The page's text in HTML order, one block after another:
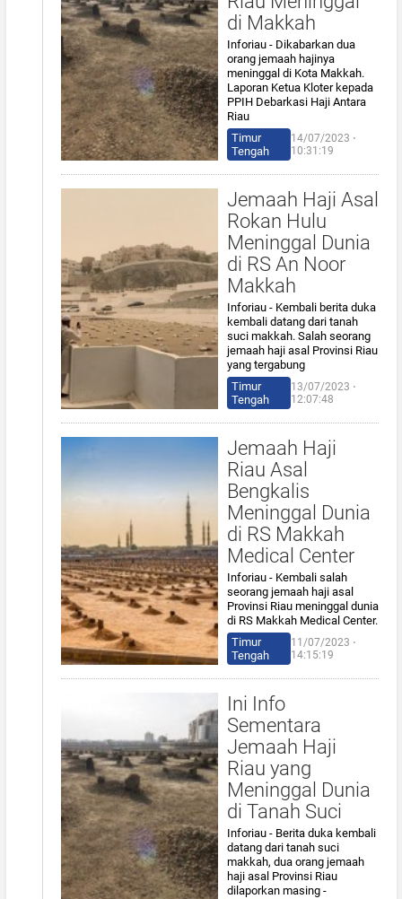
di Makkah
Inforiau - Dikabarkan dua
orang jemaah hajinya
meninggal di Kota Makkah.
Laporan Ketua Kloter kepada
PPIH Debarkasi Haji Antara
Riau
Timur
Tengah
14/07/2023 ⋅
10:31:19
Jemaah Haji Asal
Rokan Hulu
Meninggal Dunia
di RS An Noor
Makkah
Inforiau - Kembali berita duka
kembali datang dari tanah
suci makkah. Salah seorang
jemaah haji asal Provinsi Riau
yang tergabung
Timur
Tengah
13/07/2023 ⋅
12:07:48
Jemaah Haji
Riau Asal
Bengkalis
Meninggal Dunia
di RS Makkah
Medical Center
Inforiau - Kembali salah
seorang jemaah haji asal
Provinsi Riau meninggal dunia
di RS Makkah Medical Center.
Timur
Tengah
11/07/2023 ⋅
14:15:19
Ini Info
Sementara
Jemaah Haji
Riau yang
Meninggal Dunia
di Tanah Suci
Inforiau - Berita duka kembali
datang dari tanah suci
makkah, dua orang jemaah
haji asal Provinsi Riau
dilaporkan masing -